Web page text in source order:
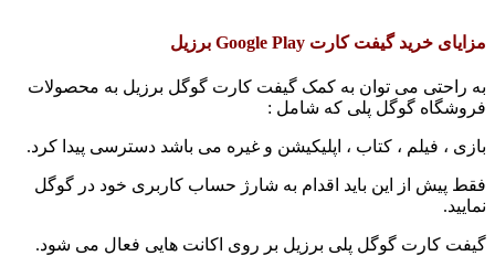
مزایای خرید گیفت کارت Google Play برزیل
به راحتی می توان به کمک گیفت کارت گوگل برزیل به محصولات
فروشگاه گوگل پلی که شامل :
بازی ، فیلم ، کتاب ، اپلیکیشن و غیره می باشد دسترسی پیدا کرد.
فقط پیش از این باید اقدام به شارژ حساب کاربری خود در گوگل
نمایید.
گیفت کارت گوگل پلی برزیل بر روی اکانت هایی فعال می شود.